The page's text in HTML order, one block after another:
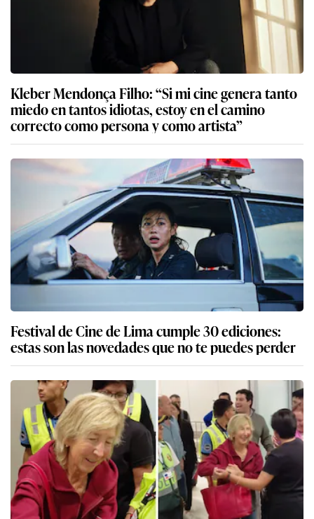
Kleber Mendonça Filho: “Si mi cine genera tanto
miedo en tantos idiotas, estoy en el camino
correcto como persona y como artista”
Festival de Cine de Lima cumple 30 ediciones:
estas son las novedades que no te puedes perder